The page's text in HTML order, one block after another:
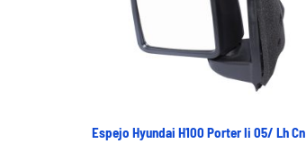
Espejo Hyundai H100 Porter Ii 05/ Lh Cn